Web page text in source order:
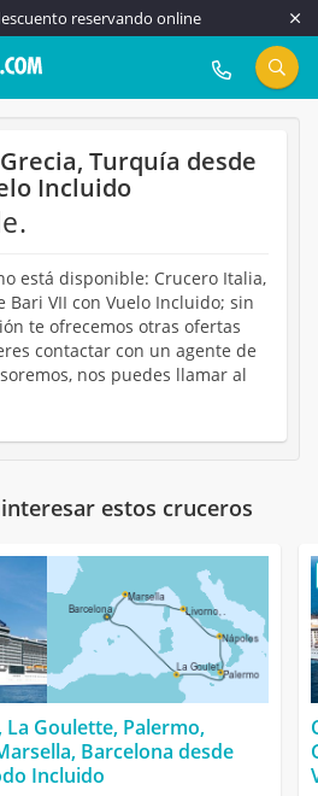
reservando online
917 815 555
Turquía desde
Incluido
está disponible: Crucero Italia,
Bari VII con Vuelo Incluido; sin
te ofrecemos otras ofertas
contactar con un agente de
nos puedes llamar al
estos cruceros
Goulette, Palermo,
Barcelona desde
Incluido